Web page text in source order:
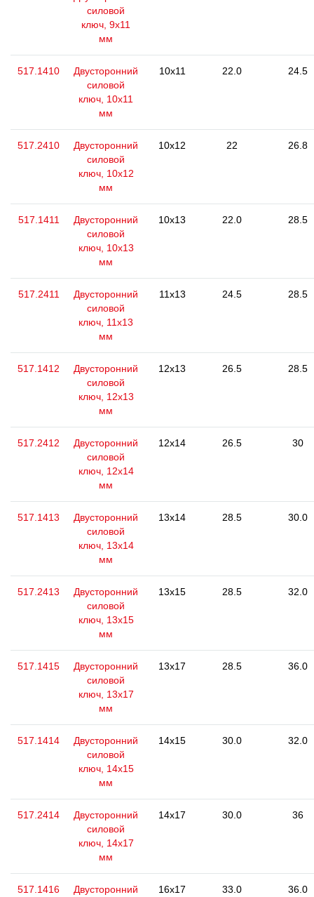
силовой
ключ, 9x11
мм
517.1410
Двусторонний
силовой
ключ, 10x11
мм
10x11 22.0 24.5
517.2410
Двусторонний
силовой
ключ, 10x12
мм
10x12 22 26.8
517.1411
Двусторонний
силовой
ключ, 10x13
мм
10x13 22.0 28.5
517.2411
Двусторонний
силовой
ключ, 11x13
мм
11x13 24.5 28.5
517.1412
Двусторонний
силовой
ключ, 12x13
мм
12x13 26.5 28.5
517.2412
Двусторонний
силовой
ключ, 12x14
мм
12x14 26.5 30
517.1413
Двусторонний
силовой
ключ, 13x14
мм
13x14 28.5 30.0
517.2413
Двусторонний
силовой
ключ, 13x15
мм
13x15 28.5 32.0
517.1415
Двусторонний
силовой
ключ, 13x17
мм
13x17 28.5 36.0
517.1414
Двусторонний
силовой
ключ, 14x15
мм
14x15 30.0 32.0
517.2414
Двусторонний
силовой
ключ, 14x17
мм
14x17 30.0 36
517.1416
Двусторонний
16x17 33.0 36.0